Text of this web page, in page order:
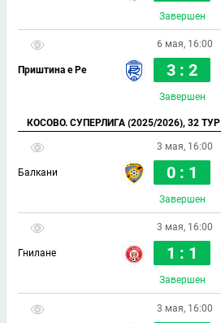
Завершен
6 мая, 16:00
Приштина е Ре 3 : 2
Завершен
КОСОВО. СУПЕРЛИГА (2025/2026), 32 ТУР
3 мая, 16:00
Балкани 0 : 1
Завершен
3 мая, 16:00
Гнилане 1 : 1
Завершен
3 мая, 16:00